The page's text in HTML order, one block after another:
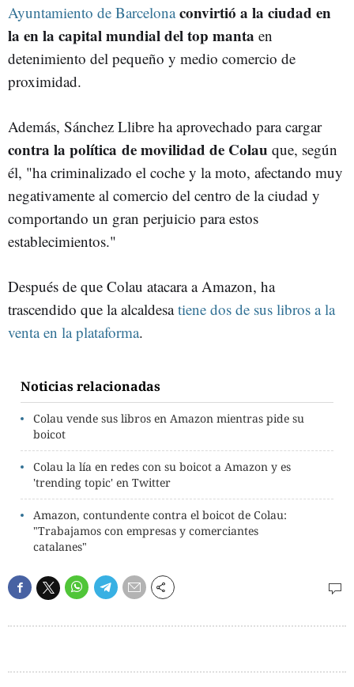
Ayuntamiento de Barcelona convirtió a la ciudad en
la en la capital mundial del top manta en
detenimiento del pequeño y medio comercio de
proximidad.
Además, Sánchez Llibre ha aprovechado para cargar
contra la política de movilidad de Colau que, según
él, "ha criminalizado el coche y la moto, afectando muy
negativamente al comercio del centro de la ciudad y
comportando un gran perjuicio para estos
establecimientos."
Después de que Colau atacara a Amazon, ha
trascendido que la alcaldesatiene dos de sus libros a la
venta en la plataforma.
Noticias relacionadas
Colau vende sus libros en Amazon mientras pide su
boicot
Colau la lía en redes con su boicot a Amazon y es
'trending topic' en Twitter
Amazon, contundente contra el boicot de Colau:
"Trabajamos con empresas y comerciantes
catalanes"